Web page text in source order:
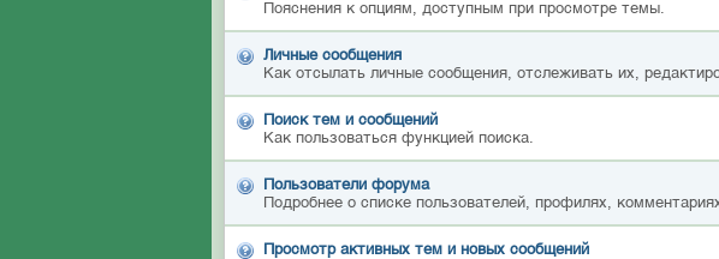
Пояснения к опциям, доступным при просмотре темы.
Личные сообщения
Как отсылать личные сообщения, отслеживать их,
Поиск тем и сообщений
Как пользоваться функцией поиска.
Пользователи форума
Подробнее о списке пользователей, профилях,
Просмотр активных тем и новых сообщений